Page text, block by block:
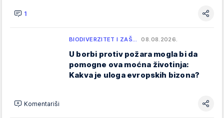
1
BIODIVERZITET I ZAŠ… 08.08.2026.
U borbi protiv požara mogla bi da
pomogne ova moćna životinja:
Kakva je uloga evropskih bizona?
Komentariši